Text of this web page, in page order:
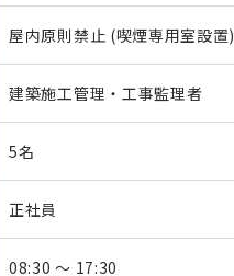
屋内原則禁止 (喫煙専用室設置)
建築施工管理・工事監理者
5名
正社員
08:30 ～ 17:30